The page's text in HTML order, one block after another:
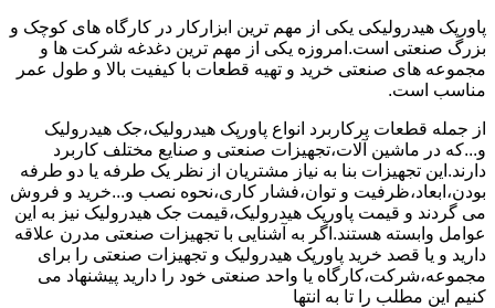
پاورپک هیدرولیکی یکی از مهم ترین ابزارکار در کارگاه های کوچک و
بزرگ صنعتی است.امروزه یکی از مهم ترین دغدغه شرکت ها و
مجموعه های صنعتی خرید و تهیه قطعات با کیفیت بالا و طول عمر
مناسب است.
از جمله قطعات پرکاربرد انواع پاورپک هیدرولیک،جک هیدرولیک
و...که در ماشین آلات،تجهیزات صنعتی و صنایع مختلف کاربرد
دارند.این تجهیزات بنا به نیاز مشتریان از نظر یک طرفه یا دو طرفه
بودن،ابعاد،ظرفیت و توان،فشار کاری،نحوه نصب و...خرید و فروش
می گردند و قیمت پاورپک هیدرولیک،قیمت جک هیدرولیک نیز به این
عوامل وابسته هستند.اگر به آشنایی با تجهیزات صنعتی مدرن علاقه
دارید و یا قصد خرید پاورپک هیدرولیک و تجهیزات صنعتی را برای
مجموعه،شرکت،کارگاه یا واحد صنعتی خود را دارید پیشنهاد می
کنیم این مطلب را تا به انتها